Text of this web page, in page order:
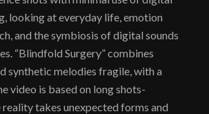
looking at everyday life, emotion
and the symbiosis of digital sounds
“Blindfold Surgery” combines
synthetic melodies fragile, with a
video is based on long shots-
reality takes unexpected forms and